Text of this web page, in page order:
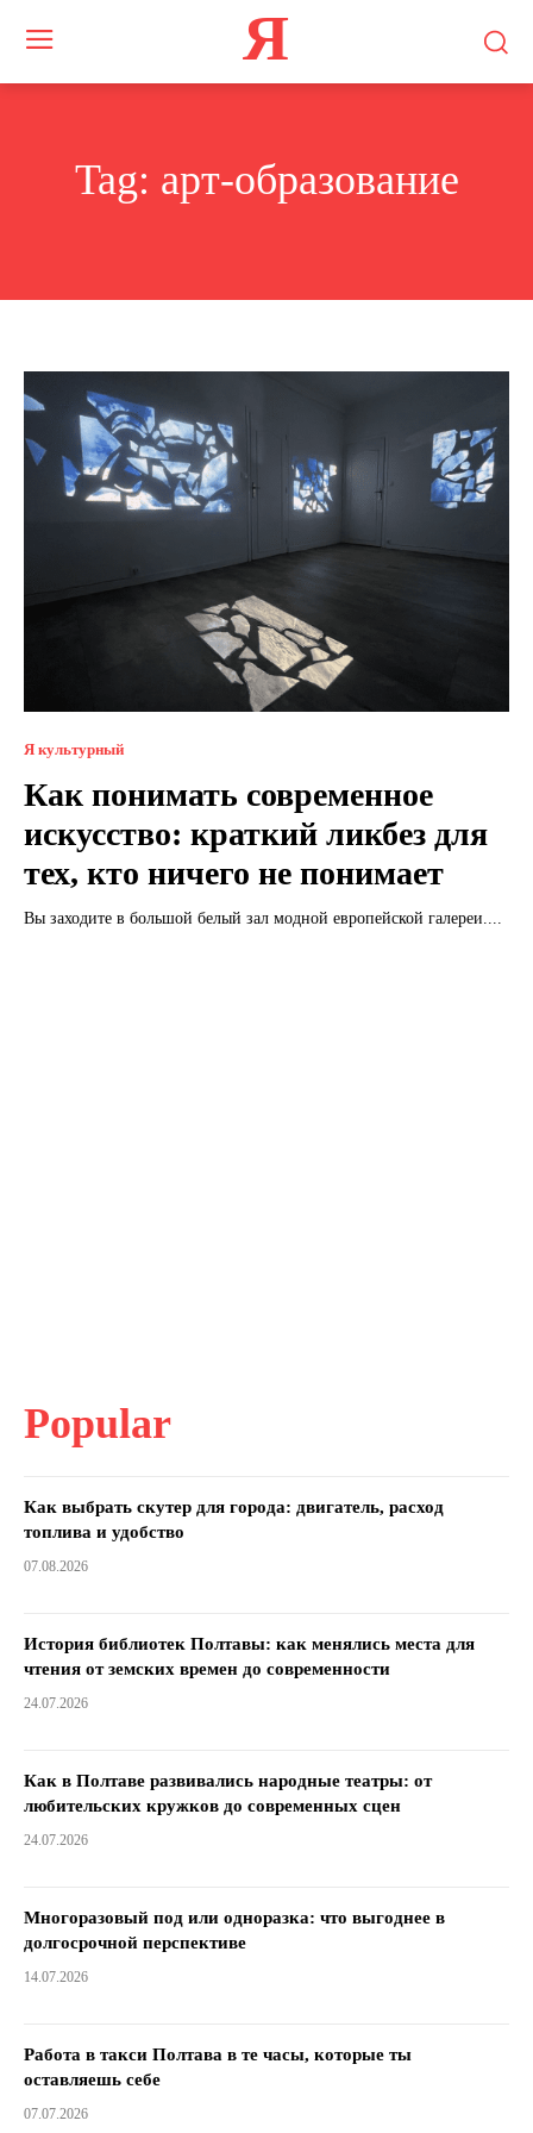
Я
Tag: арт-образование
Я культурный
Как понимать современное
искусство: краткий ликбез для
тех, кто ничего не понимает
Вы заходите в большой белый зал модной европейской галереи....
Popular
Как выбрать скутер для города: двигатель, расход
топлива и удобство
07.08.2026
История библиотек Полтавы: как менялись места для
чтения от земских времен до современности
24.07.2026
Как в Полтаве развивались народные театры: от
любительских кружков до современных сцен
24.07.2026
Многоразовый под или одноразка: что выгоднее в
долгосрочной перспективе
14.07.2026
Работа в такси Полтава в те часы, которые ты
оставляешь себе
07.07.2026